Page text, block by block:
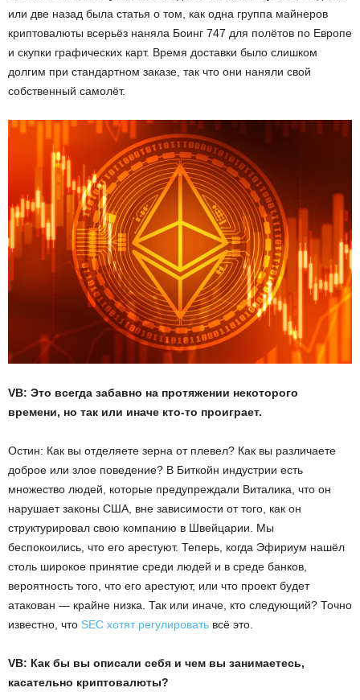
или две назад была статья о том, как одна группа майнеров
криптовалюты всерьёз наняла Боинг 747 для полётов по Европе
и скупки графических карт. Время доставки было слишком
долгим при стандартном заказе, так что они наняли свой
собственный самолёт.
VB: Это всегда забавно на протяжении некоторого
времени, но так или иначе кто-то проиграет.
Остин: Как вы отделяете зерна от плевел? Как вы различаете
доброе или злое поведение? В Биткойн индустрии есть
множество людей, которые предупреждали Виталика, что он
нарушает законы США, вне зависимости от того, как он
структурировал свою компанию в Швейцарии. Мы
беспокоились, что его арестуют. Теперь, когда Эфириум нашёл
столь широкое принятие среди людей и в среде банков,
вероятность того, что его арестуют, или что проект будет
атакован — крайне низка. Так или иначе, кто следующий? Точно
известно, что SEC хотят регулировать всё это.
VB: Как бы вы описали себя и чем вы занимаетесь,
касательно криптовалюты?